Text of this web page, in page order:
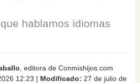
hablamos idiomas
, editora de Conmishijos.com
12:23 | Modificado: 27 de julio de